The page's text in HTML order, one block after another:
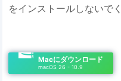
をインストールしないで
Macにダウンロード
macOS 26 - 10.9